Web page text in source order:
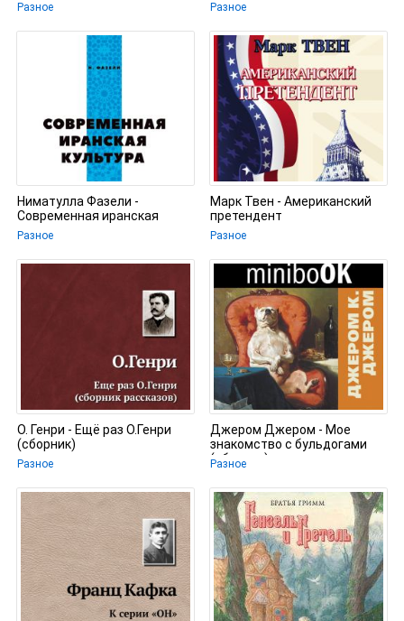
Разное Разное
Ниматулла Фазели -
Современная иранская
культура
Разное
Марк Твен - Американский
претендент
Разное
О. Генри - Ещё раз О.Генри
(сборник)
Разное
Джером Джером - Мое
знакомство с бульдогами
(сборник)
Разное